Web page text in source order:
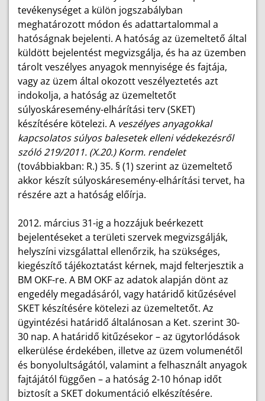
tevékenységet a külön jogszabályban
meghatározott módon és adattartalommal a
hatóságnak bejelenti. A hatóság az üzemeltető által
küldött bejelentést megvizsgálja, és ha az üzemben
tárolt veszélyes anyagok mennyisége és fajtája,
vagy az üzem által okozott veszélyeztetés azt
indokolja, a hatóság az üzemeltetőt
súlyoskáresemény-elhárítási terv (SKET)
készítésére kötelezi. A veszélyes anyagokkal
kapcsolatos súlyos balesetek elleni védekezésről
szóló 219/2011. (X.20.) Korm. rendelet
(továbbiakban: R.) 35. § (1) szerint az üzemeltető
akkor készít súlyoskáresemény-elhárítási tervet, ha
részére azt a hatóság előírja.
2012. március 31-ig a hozzájuk beérkezett
bejelentéseket a területi szervek megvizsgálják,
helyszíni vizsgálattal ellenőrzik, ha szükséges,
kiegészítő tájékoztatást kérnek, majd felterjesztik a
BM OKF-re. A BM OKF az adatok alapján dönt az
engedély megadásáról, vagy határidő kitűzésével
SKET készítésére kötelezi az üzemeltetőt. Az
ügyintézési határidő általánosan a Ket. szerint 30-
30 nap. A határidő kitűzésekor – az ügytorlódások
elkerülése érdekében, illetve az üzem volumenétől
és bonyolultságától, valamint a felhasznált anyagok
fajtájától függően – a hatóság 2-10 hónap időt
biztosít a SKET dokumentáció elkészítésére.